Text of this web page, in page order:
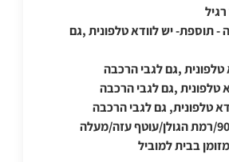
שאן ודרומה - תוספת- יש לוודא טלפונית ,גם
טלפונית ,גם לגבי הרכבה
טלפונית ,גם לגבי הרכבה
- יישובים מעבר לקו הירוק/מזרחה מכביש 90/רמת הגולן/עוטף עזה/מעלה